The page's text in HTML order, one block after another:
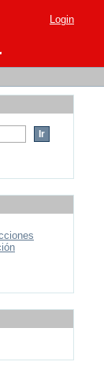
Login